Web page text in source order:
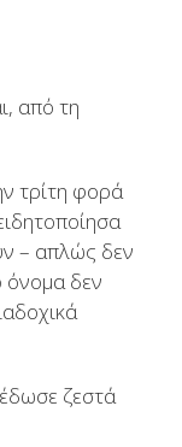
από τη
τρίτη φορά
– απλώς δεν
όνομα δεν
ζεστά